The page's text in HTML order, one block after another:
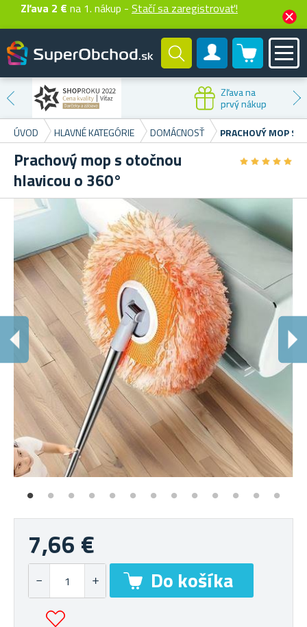
Zľava 2 € na 1. nákup - Stačí sa zaregistrovať!
Zákaznícky účet
0 produktů
Zľava na
prvý nákup
ÚVOD HLAVNÉ KATEGÓRIE DOMÁCNOSŤ PRACHOVÝ MOP S
Prachový mop s otočnou
hlavicou o 360°
★★★★★
★★★★★
7,66 €